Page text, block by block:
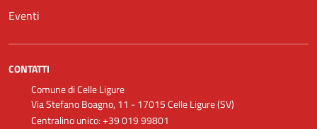
Eventi
CONTATTI
Comune di Celle Ligure
Via Stefano Boagno, 11 - 17015 Celle Ligure (SV)
Centralino unico: +39 019 99801